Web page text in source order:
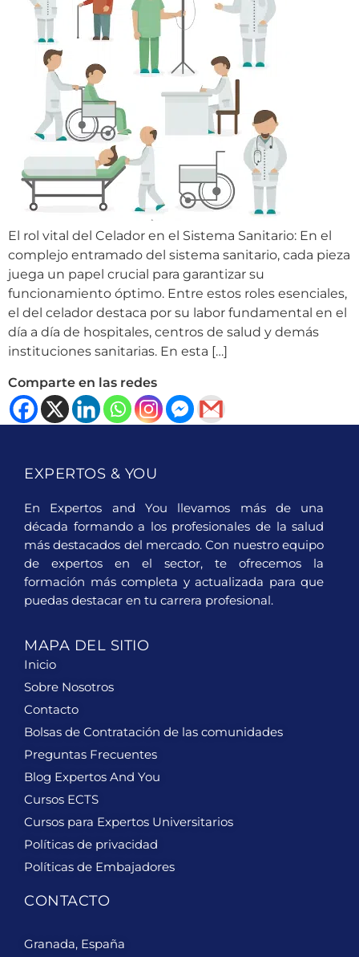
El rol vital del Celador en el Sistema Sanitario: En el
complejo entramado del sistema sanitario, cada pieza
juega un papel crucial para garantizar su
funcionamiento óptimo. Entre estos roles esenciales,
el del celador destaca por su labor fundamental en el
día a día de hospitales, centros de salud y demás
instituciones sanitarias. En esta […]
Comparte en las redes
EXPERTOS & YOU
En Expertos and You llevamos más de una
década formando a los profesionales de la salud
más destacados del mercado. Con nuestro equipo
de expertos en el sector, te ofrecemos la
formación más completa y actualizada para que
puedas destacar en tu carrera profesional.
MAPA DEL SITIO
Inicio
Sobre Nosotros
Contacto
Bolsas de Contratación de las comunidades
Preguntas Frecuentes
Blog Expertos And You
Cursos ECTS
Cursos para Expertos Universitarios
Políticas de privacidad
Políticas de Embajadores
CONTACTO
Granada, España